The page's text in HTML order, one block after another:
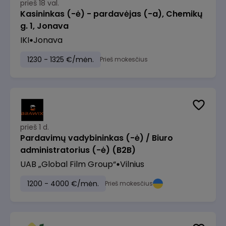
prieš 18 val.
Kasininkas (-ė) - pardavėjas (-a), Chemikų
g. 1, Jonava
IKI Jonava
1230 - 1325 €/mėn. Prieš mokesčius
prieš 1 d.
Pardavimų vadybininkas (-ė) / Biuro
administratorius (-ė) (B2B)
UAB „Global Film Group“ Vilnius
1200 - 4000 €/mėn. Prieš mokesčius